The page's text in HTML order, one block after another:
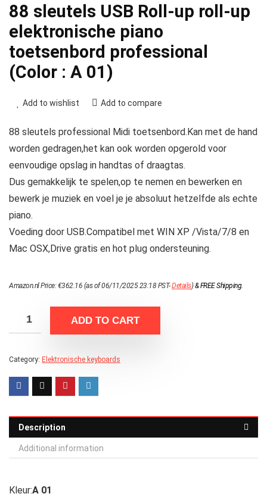
88 sleutels USB Roll-up roll-up
elektronische piano
toetsenbord professional
(Color : A 01)
Add to wishlist Add to compare
88 sleutels professional Midi toetsenbord.Kan met de hand
worden gedragen,het kan ook worden opgerold voor
eenvoudige opslag in handtas of draagtas.
Dus gemakkelijk te spelen,op te nemen en bewerken en
bewerk je muziek en voel je je absoluut hetzelfde als echte
piano.
Voeding door USB.Compatibel met WIN XP /Vista/7/8 en
Mac OSX,Drive gratis en hot plug ondersteuning.
Amazon.nl Price:€362.16 (as of 06/11/2025 23:18 PST-Details)&FREE Shipping.
ADD TO CART
Category: Elektronische keyboards
Description
Additional information
Kleur:A 01